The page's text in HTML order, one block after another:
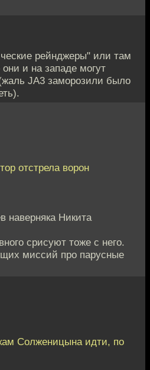
рейнджеры" или там
и на западе могут
JA3 заморозили было
отстрела ворон
наверняка Никита
срисуют тоже с него.
миссий про парусные
Солженицына идти, по